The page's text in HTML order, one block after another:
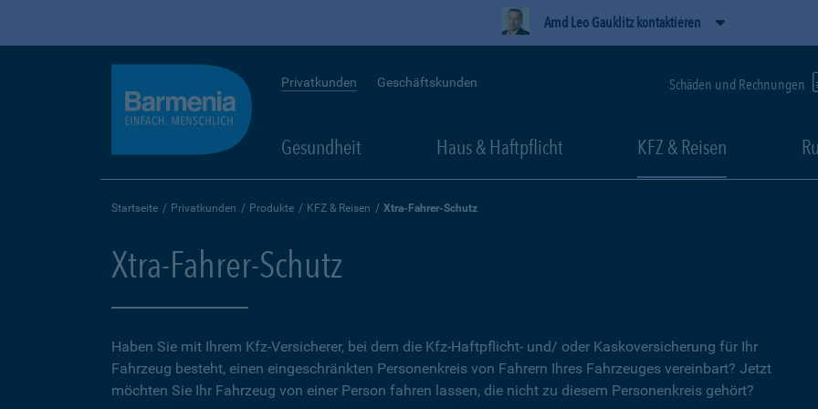
Arnd Leo Gauklitz kontaktieren
Privatkunden Geschäftskunden Schäden und Rechnungen
Gesundheit Haus & Haftpflicht KFZ & Reisen
Startseite Privatkunden Produkte KFZ & Reisen Xtra-Fahrer-Schutz
Xtra-Fahrer-Schutz
Haben Sie mit Ihrem Kfz-Versicherer, bei dem die Kfz-Haftpflicht- und/ oder Kaskoversicherung für Ihr
Fahrzeug besteht, einen eingeschränkten Personenkreis von Fahrern Ihres Fahrzeuges vereinbart? Jetzt
möchten Sie Ihr Fahrzeug von einer Person fahren lassen, die nicht zu diesem Personenkreis gehört?